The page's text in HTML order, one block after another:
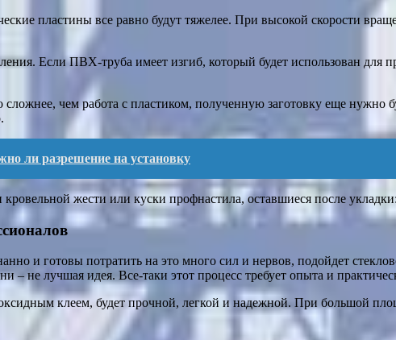
пластины все равно будут тяжелее. При высокой скорости
Если ПВХ-труба имеет изгиб, который будет использован для
сложнее, чем работа с пластиком, полученную заготовку еще
ли разрешение на установку
жести или куски профнастила, оставшиеся после укладки:
и готовы потратить на это много сил и нервов, подойдет
– не лучшая идея. Все-таки этот процесс требует опыта и
клеем, будет прочной, легкой и надежной. При большой